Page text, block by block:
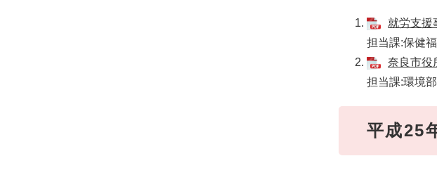
就労支援
担当課:保健
奈良市役
担当課:環境
平成25